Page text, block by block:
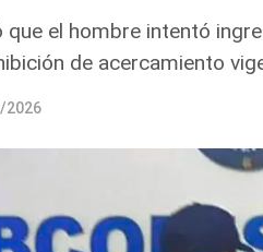
que el hombre intentó
de acercamiento
2026